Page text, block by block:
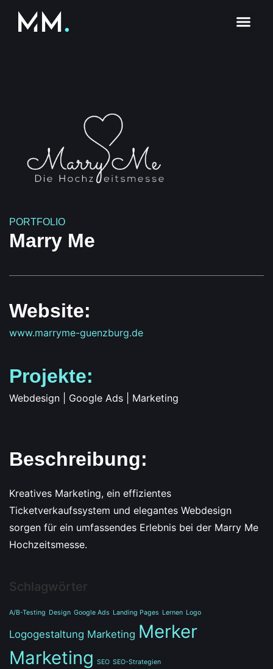
PORTFOLIO
Marry Me
Website:
www.marryme-guenzburg.de
Projekte:
Webdesign | Google Ads | Marketing
Beschreibung:
Kreatives Marketing, ein effizientes
Ticketverkaufssystem und elegantes Webdesign
sorgen für ein umfassendes Erlebnis bei der Marry Me
Hochzeitsmesse.
Schlagwörter
A/B-Testing Design Google Ads Landing Pages Lernen Logo
Logogestaltung Marketing Merker
Marketing SEO SEO-Strategien